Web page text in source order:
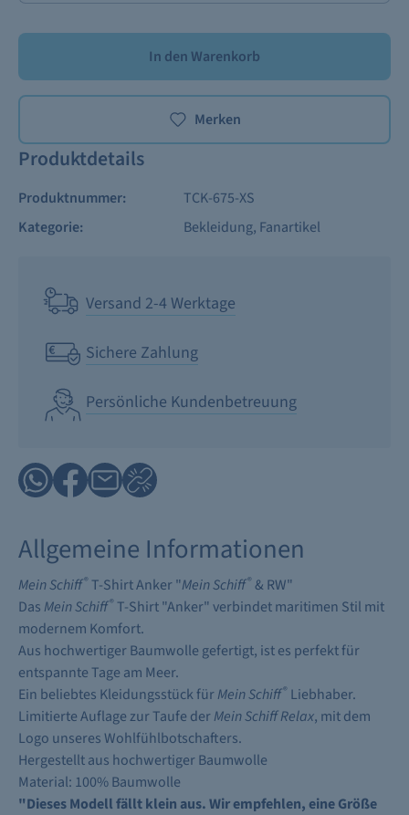
In den Warenkorb
Merken
Produktdetails
Produktnummer:
TCK-675-XS
Kategorie:
Bekleidung, Fanartikel
Versand 2-4 Werktage
Sichere Zahlung
Persönliche Kundenbetreuung
Allgemeine Informationen
Mein Schiff® T-Shirt Anker "Mein Schiff® & RW"
Das Mein Schiff® T-Shirt "Anker" verbindet maritimen Stil mit
modernem Komfort.
Aus hochwertiger Baumwolle gefertigt, ist es perfekt für
entspannte Tage am Meer.
Ein beliebtes Kleidungsstück fürMein Schiff® Liebhaber.
Limitierte Auflage zur Taufe derMein Schiff Relax, mit dem
Logo unseres Wohlfühlbotschafters.
Hergestellt aus hochwertiger Baumwolle
Material: 100% Baumwolle
"Dieses Modell fällt klein aus. Wir empfehlen, eine Größe